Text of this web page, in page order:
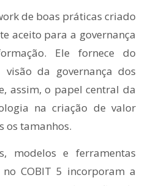
de boas práticas criado
aceito para a governança
Ele fornece do
da governança dos
assim, o papel central da
na criação de valor
os tamanhos.
modelos e ferramentas
COBIT 5 incorporam a